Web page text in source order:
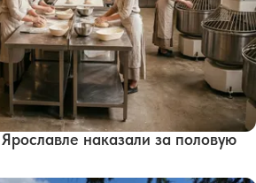
наказали за половую